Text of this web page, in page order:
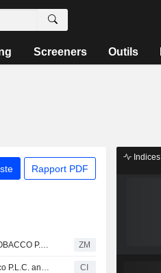
Screeners Outils
Rapport PDF
BRITISH AMERICAN TOBACCO P.L.C. : SBG Securities relève son opinion ZM
British American Tobacco P.L.C. annonce des changements au sein de sa direction CI
Indices